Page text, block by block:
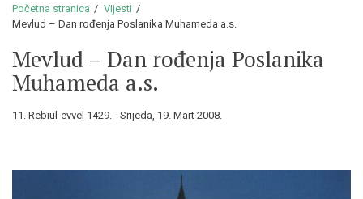
Početna stranica
Vijesti
Mevlud – Dan rođenja Poslanika Muhameda a.s.
Mevlud – Dan rođenja Poslanika
Muhameda a.s.
11. Rebiul-evvel 1429. - Srijeda, 19. Mart 2008.